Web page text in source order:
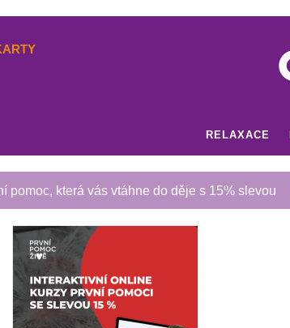
RELAXACE
pomoc, která vás vtáhne do děje s 15% slevou